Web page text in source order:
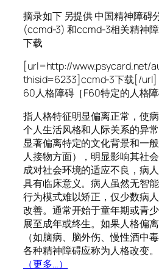
摘录如下 另提供 中国精神障碍
(ccmd-3) 和ccmd-3相关精神
下载
[url=http://www.psycard.net/
thisid=6233]ccmd-3下载[/url]
60人格障碍［F60特定的人格障
指人格特征明显偏离正常，使
个人生活风格和人际关系的异
显著偏离特定的文化背景和一
人接物方面），明显影响其社
成对社会环境的适应不良，病
具有临床意义。病人虽然无智
行为模式难以矫正，仅少数病
改善。通常开始于童年期或青
展至成年或终生。如果人格偏
（如脑病、脑外伤、慢性酒中
各种精神障碍应称为人格改变。
（更多…）